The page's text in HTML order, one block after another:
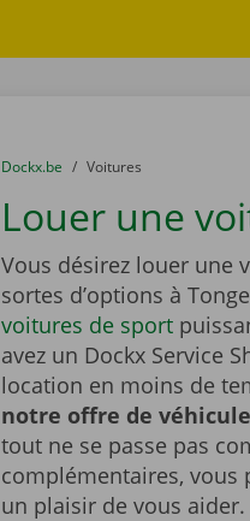
You are here:
du
Dockx.be to
Voitures
Louer une
Vous désirez louer une
sortes d’options à
voitures de sport
avez un Dockx Service
location en moins de
notre offre de
tout ne se passe pas
complémentaires, vous
un plaisir de vous aider.